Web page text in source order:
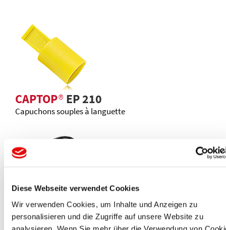
Diese Webseite verwendet Cookies
Wir verwenden Cookies, um Inhalte und Anzeigen zu
personalisieren und die Zugriffe auf unsere Website zu
CAPTOP®EP 210
Capuchons souples à languette
CAPTOP®EP 250
Protecteurs ouverts pour tubes chanfreinés